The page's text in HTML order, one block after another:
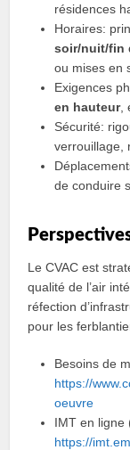
résidences
Horaires:
soir/nuit/fin
ou mises en
Exigences
en hauteur,
Sécurité:
verrouillage,
de conduire
Le CVAC est
qualité de l’air
réfection
pour les
Besoins de
https://
oeuvre
IMT en ligne
https://